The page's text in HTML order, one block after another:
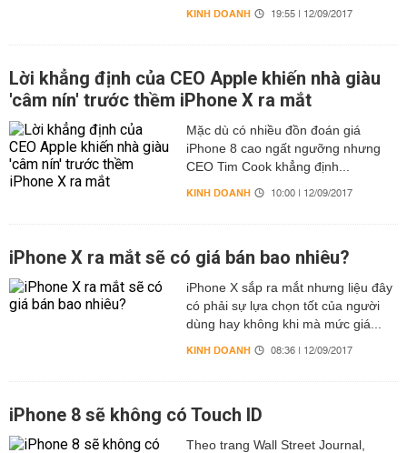
KINH DOANH 19:55 | 12/09/2017
Lời khẳng định của CEO Apple khiến nhà giàu
'câm nín' trước thềm iPhone X ra mắt
Mặc dù có nhiều đồn đoán giá
iPhone 8 cao ngất ngưỡng nhưng
CEO Tim Cook khẳng định...
KINH DOANH 10:00 | 12/09/2017
iPhone X ra mắt sẽ có giá bán bao nhiêu?
iPhone X sắp ra mắt nhưng liệu đây
có phải sự lựa chọn tốt của người
dùng hay không khi mà mức giá...
KINH DOANH 08:36 | 12/09/2017
iPhone 8 sẽ không có Touch ID
Theo trang Wall Street Journal,